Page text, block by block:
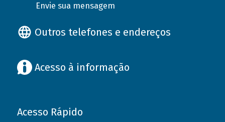
Envie sua mensagem
Outros telefones e endereços
Acesso à informação
Acesso Rápido